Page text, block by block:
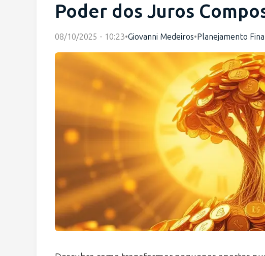
Poder dos Juros
08/10/2025 - 10:23•Giovanni Medeiros•Planejamento